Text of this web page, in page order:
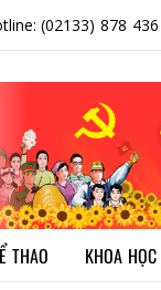
(02133) 878 436
THAO KHOA